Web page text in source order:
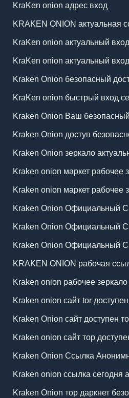
KraKen onion адрес вход
KRAKEN ONION актуальная
KraKen onion актуальный
KraKen onion актуальный
Kraken Onion безопасный
KraKen onion быстрый вход
Kraken Onion Ваш
Kraken Onion доступ
Kraken Onion зеркало
Kraken onion маркет рабочее
Kraken onion маркет рабочее
Kraken Onion Официальный
Kraken Onion Официальный
Kraken Onion Официальный
KRAKEN ONION рабочая
Kraken onion рабочее зеркало
Kraken onion сайт tor доступен
Kraken Onion сайт доступен
Kraken onion сайт тор
Kraken Onion Ссылка
Kraken onion ссылка сегодня
Kraken Onion тор даркнет